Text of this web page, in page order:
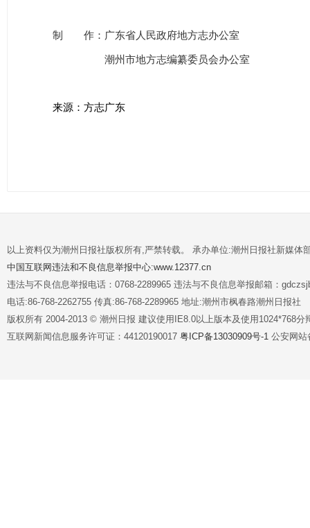
制 作：广东省人民政府地方志办公室
潮州市地方志编纂委员会办公室
来源：方志广东
以上资料仅为潮州日报社版权所有,严禁转载。 承办单位:潮州日报社新媒体
中国互联网违法和不良信息举报中心:www.12377.cn
违法与不良信息举报电话：0768-2289965 违法与不良信息举报邮箱：
电话:86-768-2262755 传真:86-768-2289965 地址:潮州市枫春路潮州日报社
版权所有 2004-2013 © 潮州日报 建议使用IE8.0以上版本及使用1024*768分
互联网新闻信息服务许可证：44120190017 粤ICP备13030909号-1 公安网站